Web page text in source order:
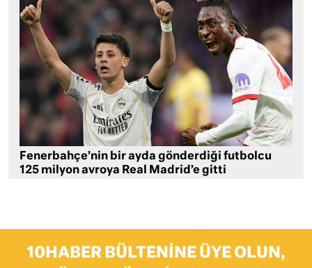
Fenerbahçe’nin bir ayda gönderdiği futbolcu
125 milyon avroya Real Madrid’e gitti
10HABER BÜLTENINE ÜYE OLUN,